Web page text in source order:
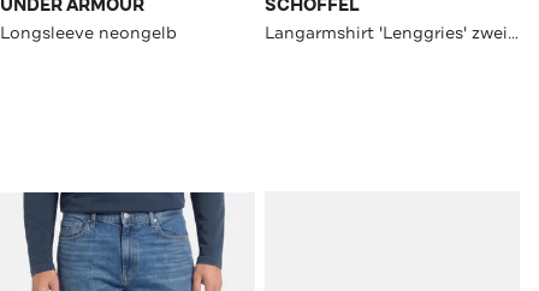
UNDER ARMOUR
Longsleeve neongelb
SCHÖFFEL
Langarmshirt 'Lenggries' zweifarbig